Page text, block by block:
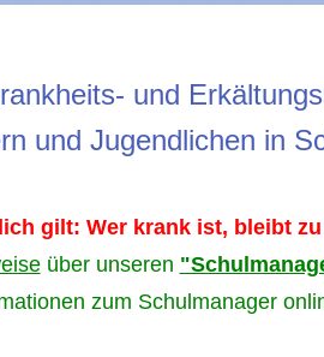
und
und Jugendlichen in
gilt: Wer krank ist, bleibt zu
über unseren
zum Schulmanager